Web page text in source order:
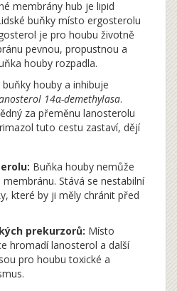
membrány hub je lipid
buňky místo ergosterolu
je pro houbu životně
pevnou, propustnou a
houby rozpadla.
houby a inhibuje
14α-demethylasa.
za přeměnu lanosterolu
tuto cestu zastaví, dějí
Buňka houby nemůže
Stává se nestabilní
které by ji měly chránit před
prekurzorů: Místo
hromadí lanosterol a další
pro houbu toxické a